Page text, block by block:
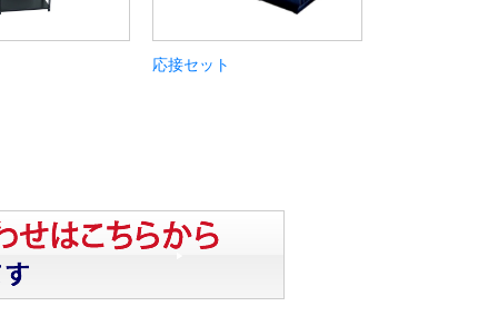
応接セット